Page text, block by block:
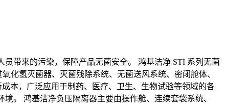
带来的污染，保障产品无菌安全。 鸿基洁净 STI 系列无菌
化氢灭菌器、灭菌残除系统、无菌送风系统、密闭舱体、
本，广泛应用于制药、医疗、卫生、生物试验等领域的各
。 鸿基洁净负压隔离器主要由操作舱、连续套袋系统、